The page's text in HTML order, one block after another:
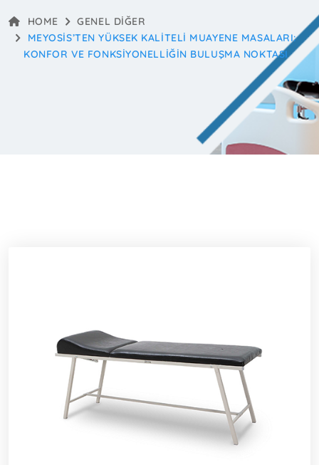
HOME GENEL DIĞER
MEYOSIS’TEN YÜKSEK KALITELI MUAYENE MASALARI:
KONFOR VE FONKSIYONELLIĞIN BULUŞMA NOKTASI